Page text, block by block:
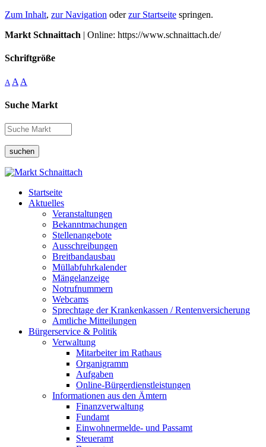
Zum Inhalt, zur Navigation oderzur Startseite springen.
Markt Schnaittach | Online: https://www.schnaittach.de/
Schriftgröße
A A A
Suche Markt
suchen
Startseite
Aktuelles
Veranstaltungen
Bekanntmachungen
Stellenangebote
Ausschreibungen
Breitbandausbau
Müllabfuhrkalender
Mängelanzeige
Notrufnummern
Webcams
Sprechtage der Krankenkassen / Rentenversicherung
Amtliche Mitteilungen
Bürgerservice & Politik
Verwaltung
Mitarbeiter im Rathaus
Organigramm
Aufgaben
Online-Bürgerdienstleistungen
Informationen aus den Ämtern
Finanzverwaltung
Fundamt
Einwohnermelde- und Passamt
Steueramt